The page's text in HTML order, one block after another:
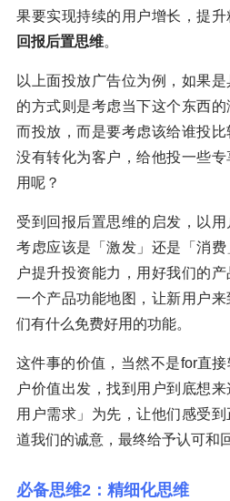
果要实现持续的用户增长，提
回报后置思维。
以上面投放广告位为例，如果
的方式则是考虑当下这个东西
而投放，而是要考虑该给谁投
没有转化为客户，给他投一些
用呢？
受到回报后置思维的启发，以
考虑应该是「激发」还是「消
户提升投资能力，用好我们的
一个产品功能地图，让新用户
们有什么免费好用的功能。
这件事的价值，当然不是for直
户价值出发，找到用户到底想
用户需求」为先，让他们感受
道我们的诚意，最终给予认可和
必备思维2：精细化思维